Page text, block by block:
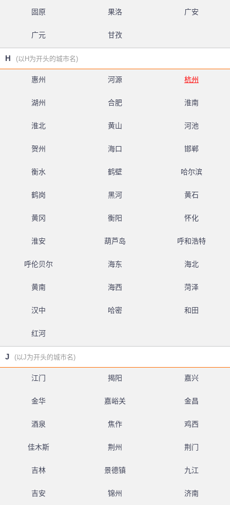
固原 果洛 广安
广元 甘孜
H (以H为开头的城市名)
惠州 河源 杭州
湖州 合肥 淮南
淮北 黄山 河池
贺州 海口 邯郸
衡水 鹤壁 哈尔滨
鹤岗 黑河 黄石
黄冈 衡阳 怀化
淮安 葫芦岛 呼和浩特
呼伦贝尔 海东 海北
黄南 海西 菏泽
汉中 哈密 和田
红河
J (以J为开头的城市名)
江门 揭阳 嘉兴
金华 嘉峪关 金昌
酒泉 焦作 鸡西
佳木斯 荆州 荆门
吉林 景德镇 九江
吉安 锦州 济南